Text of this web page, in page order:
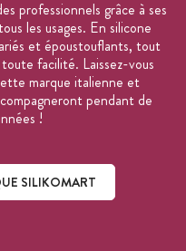
professionnels grâce à ses
les usages. En silicone
et époustouflants, tout
facilité. Laissez-vous
marque italienne et
pendant de
!
SILIKOMART